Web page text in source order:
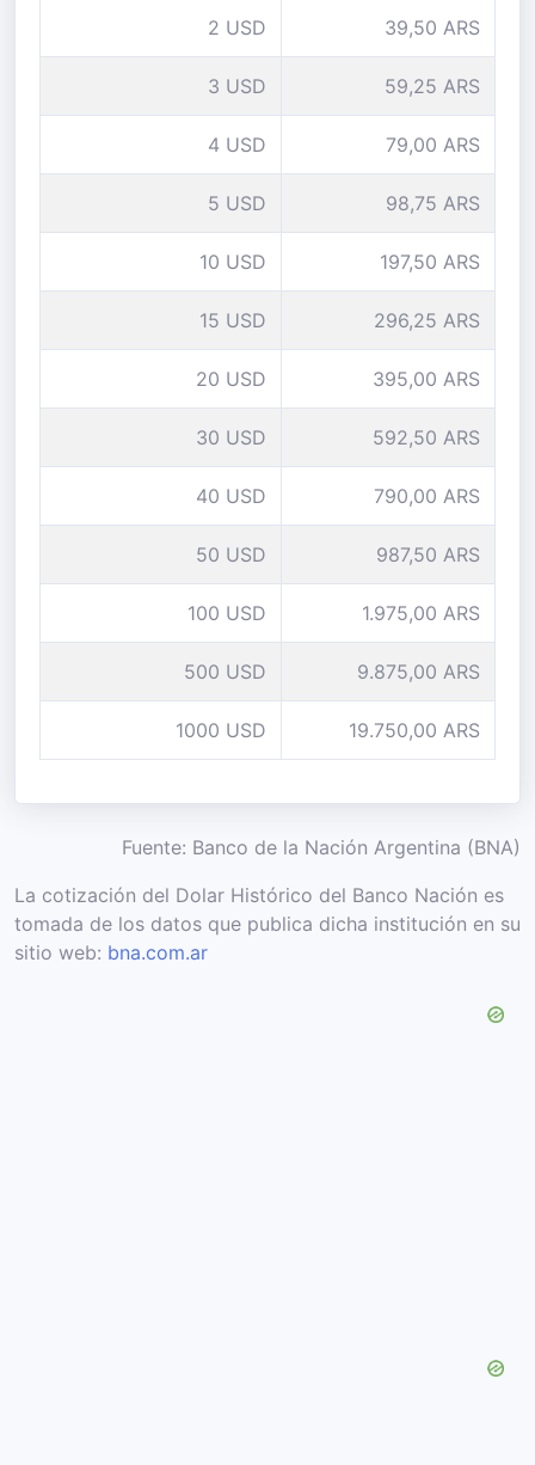
2 USD 39,50 ARS
3 USD 59,25 ARS
4 USD 79,00 ARS
5 USD 98,75 ARS
10 USD 197,50 ARS
15 USD 296,25 ARS
20 USD 395,00 ARS
30 USD 592,50 ARS
40 USD 790,00 ARS
50 USD 987,50 ARS
100 USD 1.975,00 ARS
500 USD 9.875,00 ARS
1000 USD 19.750,00 ARS
Fuente: Banco de la Nación Argentina (BNA)
La cotización del Dolar Histórico del Banco Nación es
tomada de los datos que publica dicha institución en su
sitio web: bna.com.ar